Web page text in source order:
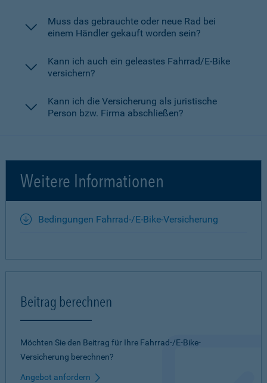
Muss das gebrauchte oder neue Rad bei
einem Händler gekauft worden sein?
Kann ich auch ein geleastes Fahrrad/E-Bike
versichern?
Kann ich die Versicherung als juristische
Person bzw. Firma abschließen?
Weitere Informationen
Bedingungen Fahrrad-/E-Bike-Versicherung
Beitrag berechnen
Möchten Sie den Beitrag für Ihre Fahrrad-/E-Bike-
Versicherung berechnen?
Angebot anfordern